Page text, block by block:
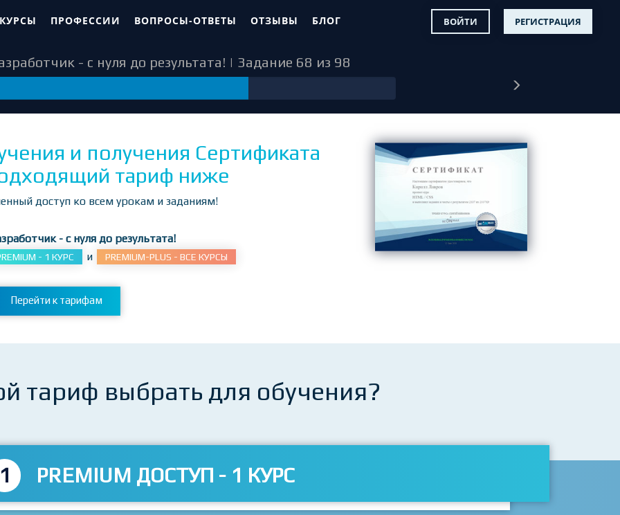
ВОЙТИ РЕГИСТРАЦИЯ
ПРОФЕССИИ ВОПРОСЫ-ОТВЕТЫ ОТЗЫВЫ БЛОГ
- с нуля до результата! | Задание 68 из 98
и получения Сертификата
тариф ниже
доступ ко всем урокам и заданиям!
- с нуля до результата!
- 1 КУРС и PREMIUM-PLUS - ВСЕ КУРСЫ
Перейти к тарифам
тариф выбрать для обучения?
1 PREMIUM ДОСТУП - 1 КУРС